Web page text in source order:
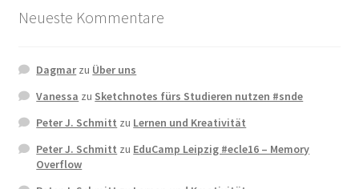
Neueste Kommentare
Dagmarzu Über uns
Vanessa zu Sketchnotes fürs Studieren nutzen #snde
Peter J. Schmitt zu Lernen und Kreativität
Peter J. Schmitt zu EduCamp Leipzig #ecle16 – Memory
Overflow